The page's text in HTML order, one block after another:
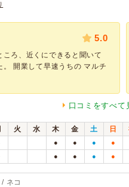
5.0
ろ、近くにできると聞いて
。 開業して早速うちの マルチ
口コミをすべて
火 水 木 金 土 日
● ● ● ●
● ● ● ●
ネコ